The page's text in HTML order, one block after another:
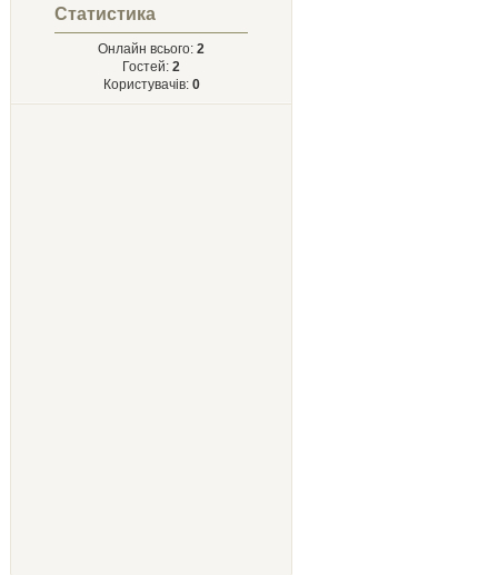
Статистика
Онлайн всього: 2
Гостей: 2
Користувачів: 0